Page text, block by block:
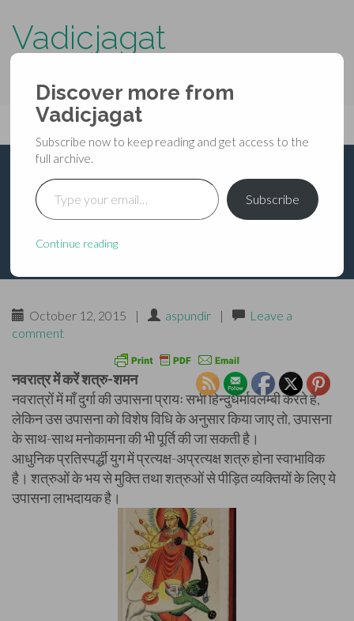
Vadicjagat
Primary
Menu
content
Vadicjagat
नवरात्र में करें शत्रु-शमन
October 12, 2015 | aspundir |
Leave a
comment
नवरात्र में करें शत्रु-शमन
नवरात्रों में माँ दुर्गा की उपासना प्रायः सभी हिन्दुधर्मावलम्बी करते हैं,
लेकिन उस उपासना को विशेष विधि के अनुसार किया जाए तो, उपासना
के साथ-साथ मनोकामना की भी पूर्ति की जा सकती है।
आधुनिक प्रतिस्पर्द्धी युग में प्रत्यक्ष-अप्रत्यक्ष शत्रु होना स्वाभाविक
है। शत्रुओं के भय से मुक्ति तथा शत्रुओं से पीड़ित व्यक्तियों के लिए ये
उपासना लाभदायक है।
Discover more from
Vadicjagat
Subscribe now to keep reading and get access to the
full archive.
Type your email…
Subscribe
Continue reading